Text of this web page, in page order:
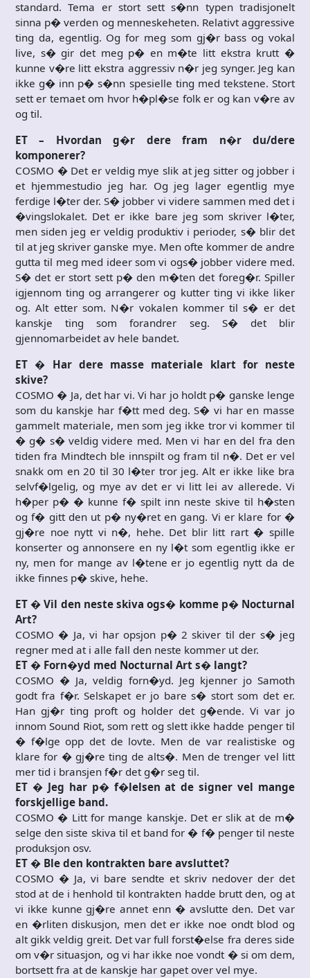
standard. Tema er stort sett s�nn typen tradisjonelt
sinna p� verden og menneskeheten. Relativt aggressive
ting da, egentlig. Og for meg som gj�r bass og vokal
live, s� gir det meg p� en m�te litt ekstra krutt �
kunne v�re litt ekstra aggressiv n�r jeg synger. Jeg kan
ikke g� inn p� s�nn spesielle ting med tekstene. Stort
sett er temaet om hvor h�pl�se folk er og kan v�re av
og til.
ET – Hvordan g�r dere fram n�r du/dere
komponerer?
COSMO � Det er veldig mye slik at jeg sitter og jobber i
et hjemmestudio jeg har. Og jeg lager egentlig mye
ferdige l�ter der. S� jobber vi videre sammen med det i
�vingslokalet. Det er ikke bare jeg som skriver l�ter,
men siden jeg er veldig produktiv i perioder, s� blir det
til at jeg skriver ganske mye. Men ofte kommer de andre
gutta til meg med ideer som vi ogs� jobber videre med.
S� det er stort sett p� den m�ten det foreg�r. Spiller
igjennom ting og arrangerer og kutter ting vi ikke liker
og. Alt etter som. N�r vokalen kommer til s� er det
kanskje ting som forandrer seg. S� det blir
gjennomarbeidet av hele bandet.
ET � Har dere masse materiale klart for neste
skive?
COSMO � Ja, det har vi. Vi har jo holdt p� ganske lenge
som du kanskje har f�tt med deg. S� vi har en masse
gammelt materiale, men som jeg ikke tror vi kommer til
� g� s� veldig videre med. Men vi har en del fra den
tiden fra Mindtech ble innspilt og fram til n�. Det er vel
snakk om en 20 til 30 l�ter tror jeg. Alt er ikke like bra
selvf�lgelig, og mye av det er vi litt lei av allerede. Vi
h�per p� � kunne f� spilt inn neste skive til h�sten
og f� gitt den ut p� ny�ret en gang. Vi er klare for �
gj�re noe nytt vi n�, hehe. Det blir litt rart � spille
konserter og annonsere en ny l�t som egentlig ikke er
ny, men for mange av l�tene er jo egentlig nytt da de
ikke finnes p� skive, hehe.
ET � Vil den neste skiva ogs� komme p� Nocturnal
Art?
COSMO � Ja, vi har opsjon p� 2 skiver til der s� jeg
regner med at i alle fall den neste kommer ut der.
ET � Forn�yd med Nocturnal Art s� langt?
COSMO � Ja, veldig forn�yd. Jeg kjenner jo Samoth
godt fra f�r. Selskapet er jo bare s� stort som det er.
Han gj�r ting proft og holder det g�ende. Vi var jo
innom Sound Riot, som rett og slett ikke hadde penger til
� f�lge opp det de lovte. Men de var realistiske og
klare for � gj�re ting de alts�. Men de trenger vel litt
mer tid i bransjen f�r det g�r seg til.
ET � Jeg har p� f�lelsen at de signer vel mange
forskjellige band.
COSMO � Litt for mange kanskje. Det er slik at de m�
selge den siste skiva til et band for � f� penger til neste
produksjon osv.
ET � Ble den kontrakten bare avsluttet?
COSMO � Ja, vi bare sendte et skriv nedover der det
stod at de i henhold til kontrakten hadde brutt den, og at
vi ikke kunne gj�re annet enn � avslutte den. Det var
en �rliten diskusjon, men det er ikke noe ondt blod og
alt gikk veldig greit. Det var full forst�else fra deres side
om v�r situasjon, og vi har ikke noe vondt � si om dem,
bortsett fra at de kanskje har gapet over vel mye.